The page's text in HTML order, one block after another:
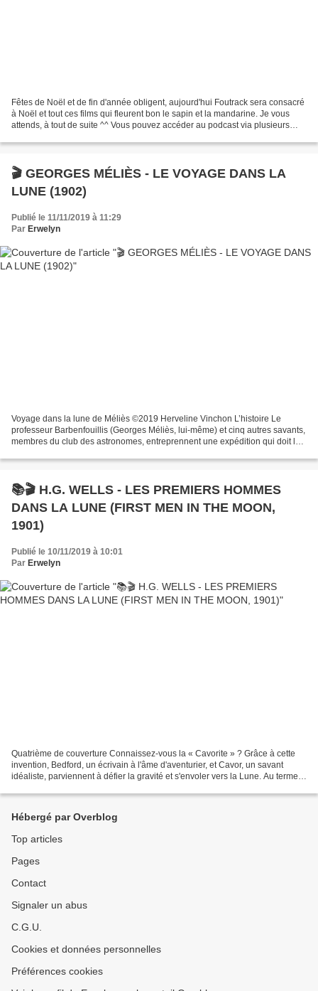
Fêtes de Noël et de fin d'année obligent, aujourd'hui Foutrack sera consacré
à Noël et tout ces films qui fleurent bon le sapin et la mandarine. Je vous
attends, à tout de suite ^^ Vous pouvez accéder au podcast via plusieurs
🎬 GEORGES MÉLIÈS - LE VOYAGE DANS LA
LUNE (1902)
Publié le 11/11/2019 à 11:29
Par Erwelyn
Voyage dans la lune de Méliès ©2019 Herveline Vinchon L’histoire Le
professeur Barbenfouillis (Georges Méliès, lui-même) et cinq autres savants,
membres du club des astronomes, entreprennent une expédition qui doit les
📚🎬 H.G. WELLS - LES PREMIERS HOMMES
DANS LA LUNE (FIRST MEN IN THE MOON,
1901)
Publié le 10/11/2019 à 10:01
Par Erwelyn
Quatrième de couverture Connaissez-vous la « Cavorite » ? Grâce à cette
invention, Bedford, un écrivain à l'âme d'aventurier, et Cavor, un savant
idéaliste, parviennent à défier la gravité et s'envoler vers la Lune. Au terme
Hébergé par Overblog
Top articles
Pages
Contact
Signaler un abus
C.G.U.
Cookies et données personnelles
Préférences cookies